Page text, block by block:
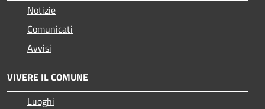
Notizie
Comunicati
Avvisi
VIVERE IL COMUNE
Luoghi